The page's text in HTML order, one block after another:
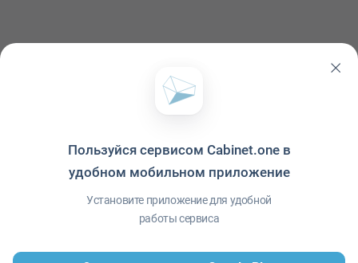
Политика конфиденциальности Условия использования
Приложение© ООО "Межрегиональный Информационный центр"
Пользуйся сервисом Cabinet.one в
удобном мобильном приложение
Установите приложение для удобной
работы сервиса